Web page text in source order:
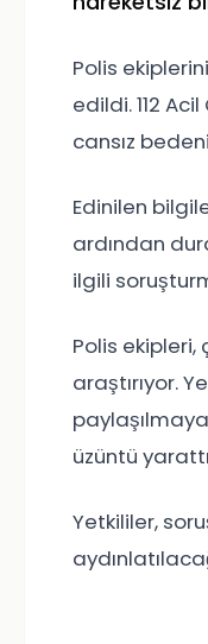
Polis
edildi. 112
cansız
Edinilen
ardından
ilgili
Polis ekipleri,
araştırıyor.
üzüntü
Yetkililer,